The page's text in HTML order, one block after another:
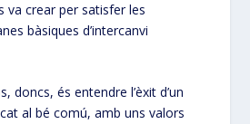
va crear per satisfer les
bàsiques d’intercanvi
doncs, és entendre l’èxit d’un
al bé comú, amb uns valors